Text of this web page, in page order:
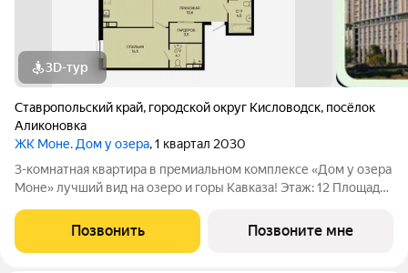
3D-тур
Ставропольский край, городской округ Кисловодск, посёлок
Аликоновка
ЖК Моне. Дом у озера, 1 квартал 2030
3-комнатная квартира в премиальном комплексе «Дом у озера
Моне» лучший вид на озеро и горы Кавказа! Этаж: 12 Площадь:
инвестиционном проекте федерального застройщика
ЮгСтройИнвест. Локация
Позвонить Позвоните мне